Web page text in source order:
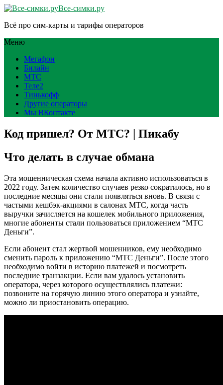
Все-симки.ру
Всё про сим-карты и тарифы операторов
Меню
Мегафон
Билайн
МТС
Теле2
Тинькофф
Другие операторы
Мы ВКонтакте
Код пришел? От МТС? | Пикабу
Что делать в случае обмана
Эта мошенническая схема начала активно использоваться в
2022 году. Затем количество случаев резко сократилось, но в
последние месяцы они стали появляться вновь. В связи с
частыми кешбэк-акциями в салонах МТС, когда часть
выручки зачисляется на кошелек мобильного приложения,
многие абоненты стали пользоваться приложением “МТС
Деньги”.
Если абонент стал жертвой мошенников, ему необходимо
сменить пароль к приложению “МТС Деньги”. После этого
необходимо войти в историю платежей и посмотреть
последние транзакции. Если вам удалось установить
оператора, через которого осуществлялись платежи:
позвоните на горячую линию этого оператора и узнайте,
можно ли приостановить операцию.